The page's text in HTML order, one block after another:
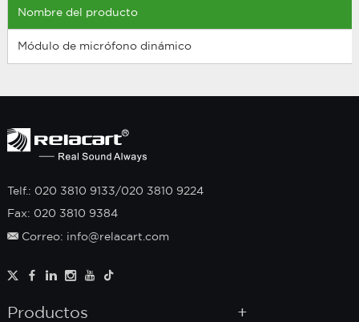
Nombre del producto
Módulo de micrófono dinámico
Telf.: 020 3810 9133/020 3810 9224
Fax: 020 3810 9384
Correo: info@relacart.com
Productos